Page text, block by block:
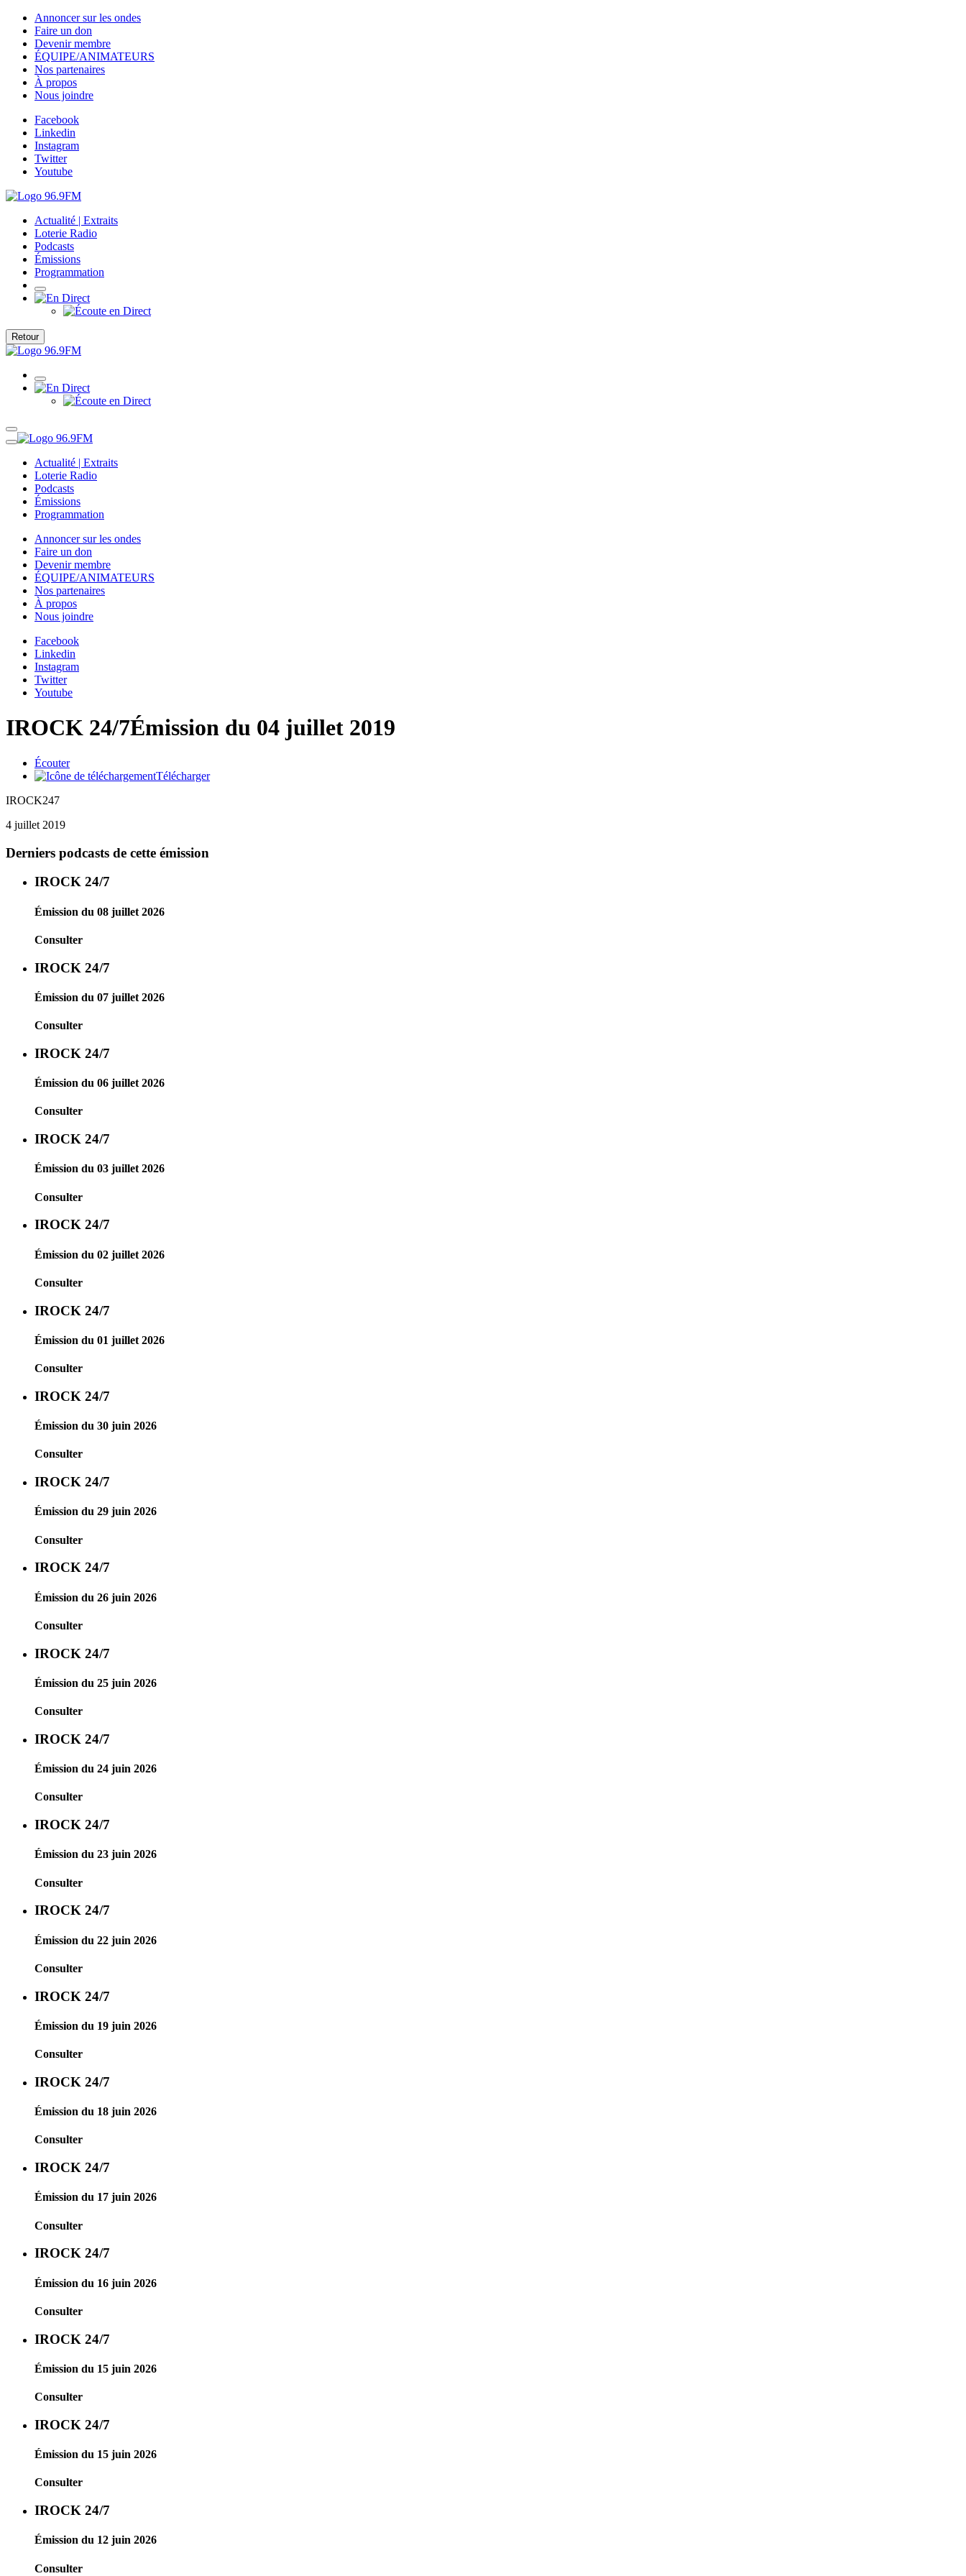
Annoncer sur les ondes
Faire un don
Devenir membre
ÉQUIPE/ANIMATEURS
Nos partenaires
À propos
Nous joindre
Facebook
Linkedin
Instagram
Twitter
Youtube
Actualité | Extraits
Loterie Radio
Podcasts
Émissions
Programmation
Retour
Actualité | Extraits
Loterie Radio
Podcasts
Émissions
Programmation
Annoncer sur les ondes
Faire un don
Devenir membre
ÉQUIPE/ANIMATEURS
Nos partenaires
À propos
Nous joindre
Facebook
Linkedin
Instagram
Twitter
Youtube
IROCK 24/7Émission du 04 juillet 2019
Écouter
Télécharger
IROCK247
4 juillet 2019
Derniers podcasts de cette émission
IROCK 24/7
Émission du 08 juillet 2026
Consulter
IROCK 24/7
Émission du 07 juillet 2026
Consulter
IROCK 24/7
Émission du 06 juillet 2026
Consulter
IROCK 24/7
Émission du 03 juillet 2026
Consulter
IROCK 24/7
Émission du 02 juillet 2026
Consulter
IROCK 24/7
Émission du 01 juillet 2026
Consulter
IROCK 24/7
Émission du 30 juin 2026
Consulter
IROCK 24/7
Émission du 29 juin 2026
Consulter
IROCK 24/7
Émission du 26 juin 2026
Consulter
IROCK 24/7
Émission du 25 juin 2026
Consulter
IROCK 24/7
Émission du 24 juin 2026
Consulter
IROCK 24/7
Émission du 23 juin 2026
Consulter
IROCK 24/7
Émission du 22 juin 2026
Consulter
IROCK 24/7
Émission du 19 juin 2026
Consulter
IROCK 24/7
Émission du 18 juin 2026
Consulter
IROCK 24/7
Émission du 17 juin 2026
Consulter
IROCK 24/7
Émission du 16 juin 2026
Consulter
IROCK 24/7
Émission du 15 juin 2026
Consulter
IROCK 24/7
Émission du 15 juin 2026
Consulter
IROCK 24/7
Émission du 12 juin 2026
Consulter